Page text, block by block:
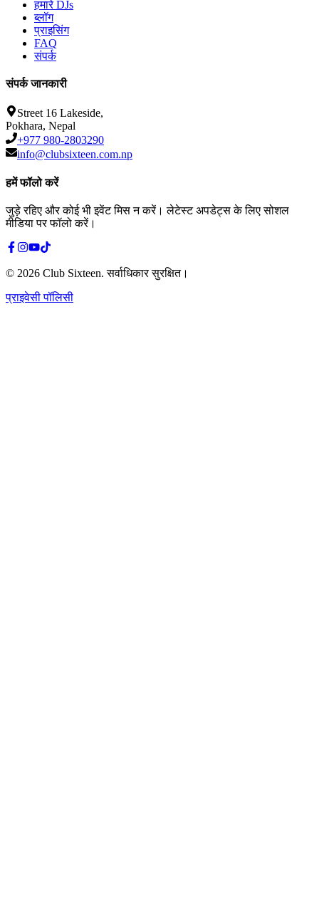
हमारे DJs
ब्लॉग
प्राइसिंग
FAQ
संपर्क
संपर्क जानकारी
Street 16 Lakeside,
Pokhara, Nepal
+977 980-2803290
info@clubsixteen.com.np
हमें फॉलो करें
जुड़े रहिए और कोई भी इवेंट मिस न करें। लेटेस्ट अपडेट्स के लिए सोशल
मीडिया पर फॉलो करें।
© 2026 Club Sixteen.सर्वाधिकार सुरक्षित।
प्राइवेसी पॉलिसी